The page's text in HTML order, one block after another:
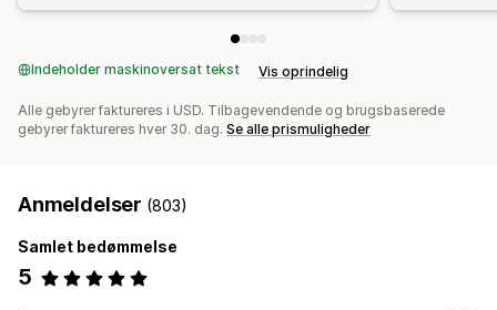
Indeholder maskinoversat tekst Vis oprindelig
Alle gebyrer faktureres i USD. Tilbagevendende og brugsbaserede
gebyrer faktureres hver 30. dag. Se alle prismuligheder
Anmeldelser (803)
Samlet bedømmelse
5